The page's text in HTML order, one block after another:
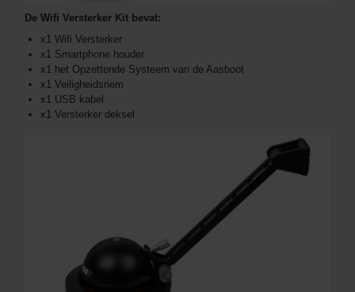
De Wifi Versterker Kit bevat:
x1 Wifi Versterker
x1 Smartphone houder
x1 het Opzettende Systeem van de Aasboot
x1 Veiligheidsriem
x1 USB kabel
x1 Versterker deksel